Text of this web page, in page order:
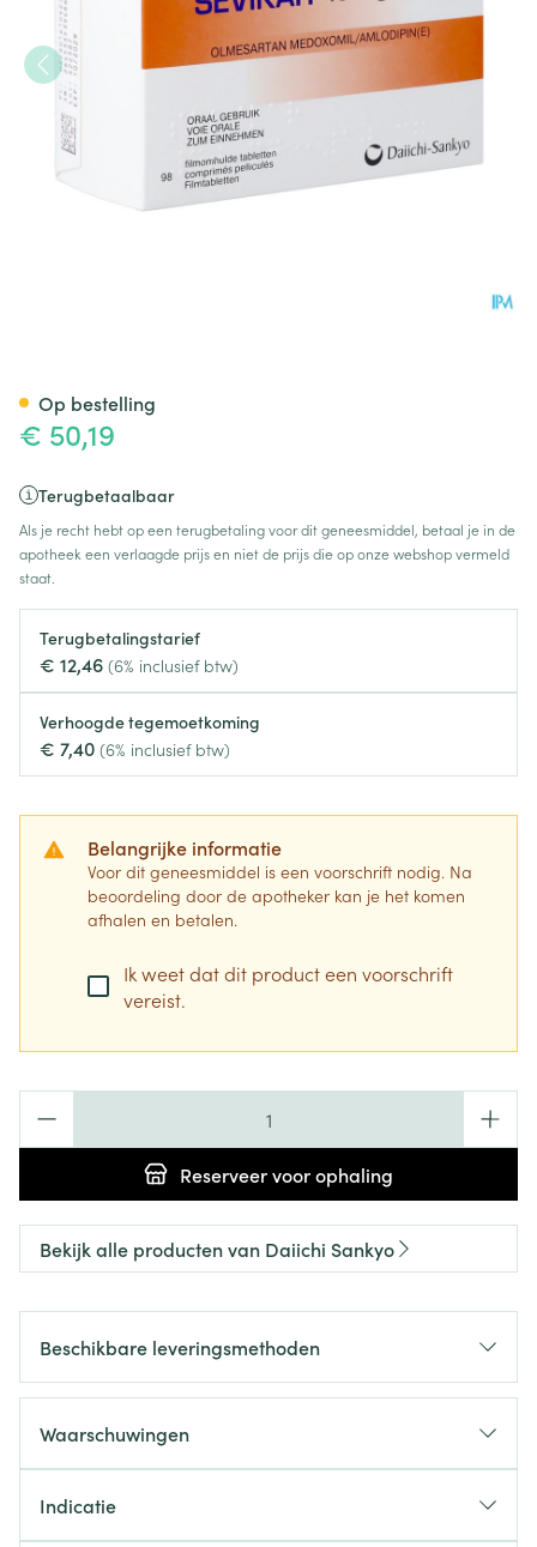
€ 50,19
Terugbetaalbaar
Als je recht hebt op een terugbetaling voor dit geneesmiddel, betaal je in de
apotheek een verlaagde prijs en niet de prijs die op onze webshop vermeld
staat.
Terugbetalingstarief
€ 12,46 (6% inclusief btw)
Verhoogde tegemoetkoming
€ 7,40 (6% inclusief btw)
Belangrijke informatie
Voor dit geneesmiddel is een voorschrift nodig. Na
beoordeling door de apotheker kan je het komen
afhalen en betalen.
Ik weet dat dit product een voorschrift
vereist.
Reserveervoor ophaling
Op bestelling
Bekijk alle producten van Daiichi Sankyo
Beschikbare leveringsmethoden
Waarschuwingen
Indicatie